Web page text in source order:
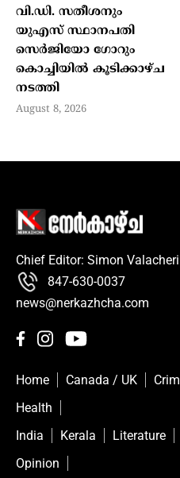
വി.ഡി. സതീശനും
യുഎസ് സ്ഥാനപതി
സെർജിയോ ഗോറും
കൊച്ചിയിൽ കൂടിക്കാഴ്ച
നടത്തി
August 8, 2026
Chief Editor: Simon Valacheril
847-630-0037
news@nerkazhcha.com
Home Canada / UK
Health
India
Kerala Literature
Opinion